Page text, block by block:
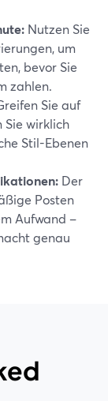
Nutzen Sie
um
bevor Sie
zahlen.
Sie auf
Sie wirklich
Stil-Ebenen
Der
Posten
Aufwand –
genau